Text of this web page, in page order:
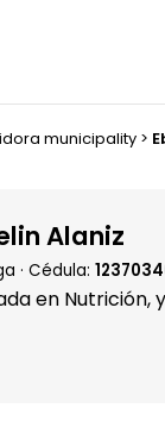
municipality >
Alaniz
· Cédula:
en Nutrición,